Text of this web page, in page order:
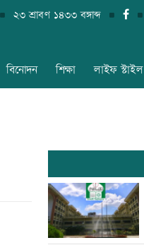
২৩ শ্রাবণ ১৪৩৩ বঙ্গাব্দ
বিনোদন শিক্ষা লাইফ স্টাইল